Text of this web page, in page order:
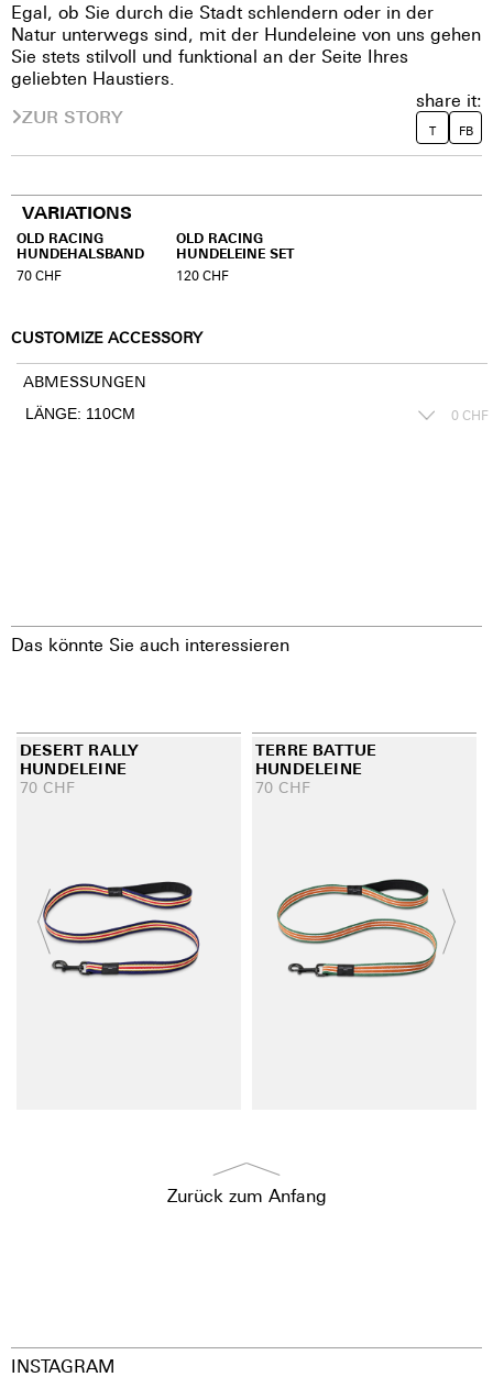
Egal, ob Sie durch die Stadt schlendern oder in der
Natur unterwegs sind, mit der Hundeleine von uns gehen
Sie stets stilvoll und funktional an der Seite Ihres
geliebten Haustiers.
ZUR STORY
share it:
T FB
VARIATIONS
OLD RACING
HUNDEHALSBAND
70CHF
OLD RACING
HUNDELEINE SET
120 CHF
CUSTOMIZE ACCESSORY
ABMESSUNGEN
0 CHF
Das könnte Sie auch interessieren
DESERT RALLY
HUNDELEINE
70 CHF
TERRE BATTUE
HUNDELEINE
70 CHF
Zurück zum Anfang
INSTAGRAM